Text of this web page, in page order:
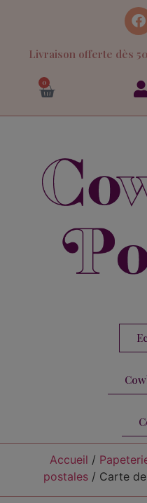
Livraison offerte dès
0
Accueil /
postales/ Carte de